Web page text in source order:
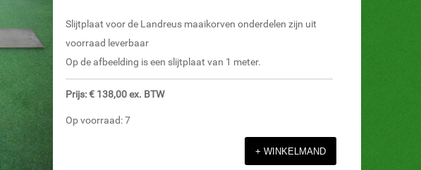
Slijtplaat voor de Landreus maaikorven onderdelen zijn uit
voorraad leverbaar
Op de afbeelding is een slijtplaat van 1 meter.
Prijs: € 138,00 ex. BTW
Op voorraad: 7